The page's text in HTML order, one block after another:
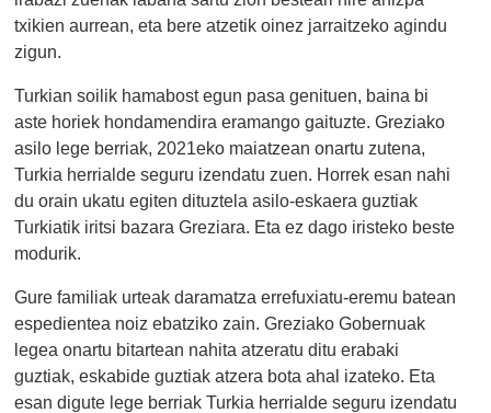
txikien aurrean, eta bere atzetik oinez jarraitzeko agindu
zigun.
Turkian soilik hamabost egun pasa genituen, baina bi
aste horiek hondamendira eramango gaituzte. Greziako
asilo lege berriak, 2021eko maiatzean onartu zutena,
Turkia herrialde seguru izendatu zuen. Horrek esan nahi
du orain ukatu egiten dituztela asilo-eskaera guztiak
Turkiatik iritsi bazara Greziara. Eta ez dago iristeko beste
modurik.
Gure familiak urteak daramatza errefuxiatu-eremu batean
espedientea noiz ebatziko zain. Greziako Gobernuak
legea onartu bitartean nahita atzeratu ditu erabaki
guztiak, eskabide guztiak atzera bota ahal izateko. Eta
esan digute lege berriak Turkia herrialde seguru izendatu